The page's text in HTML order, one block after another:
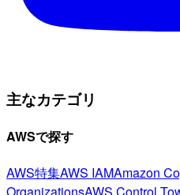
主なカテゴリ
AWSで探す
AWS特集AWS IAMAmazon
OrganizationsAWS Control